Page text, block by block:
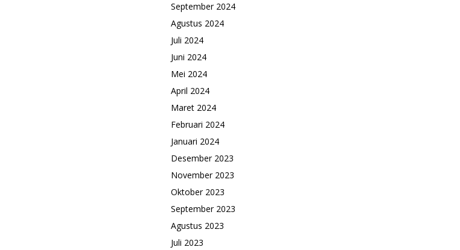
September 2024
Agustus 2024
Juli 2024
Juni 2024
Mei 2024
April 2024
Maret 2024
Februari 2024
Januari 2024
Desember 2023
November 2023
Oktober 2023
September 2023
Agustus 2023
Juli 2023